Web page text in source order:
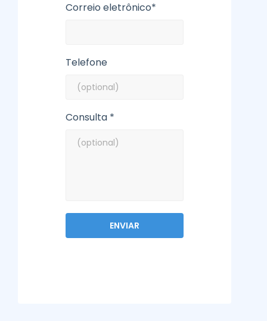
Correio eletrônico*
Telefone
Consulta *